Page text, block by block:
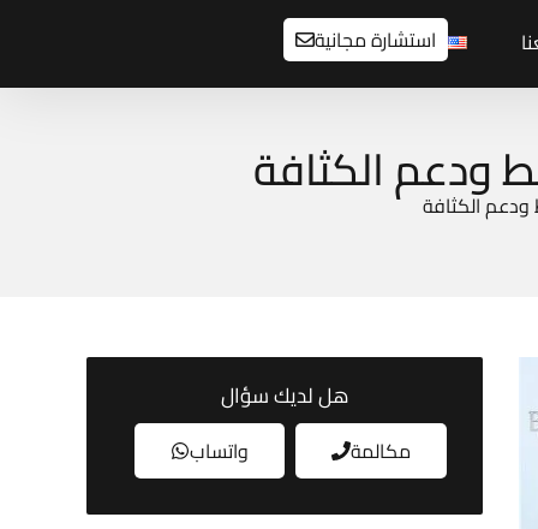
استشارة مجانية
هل لديك سؤال
مكالمة واتساب